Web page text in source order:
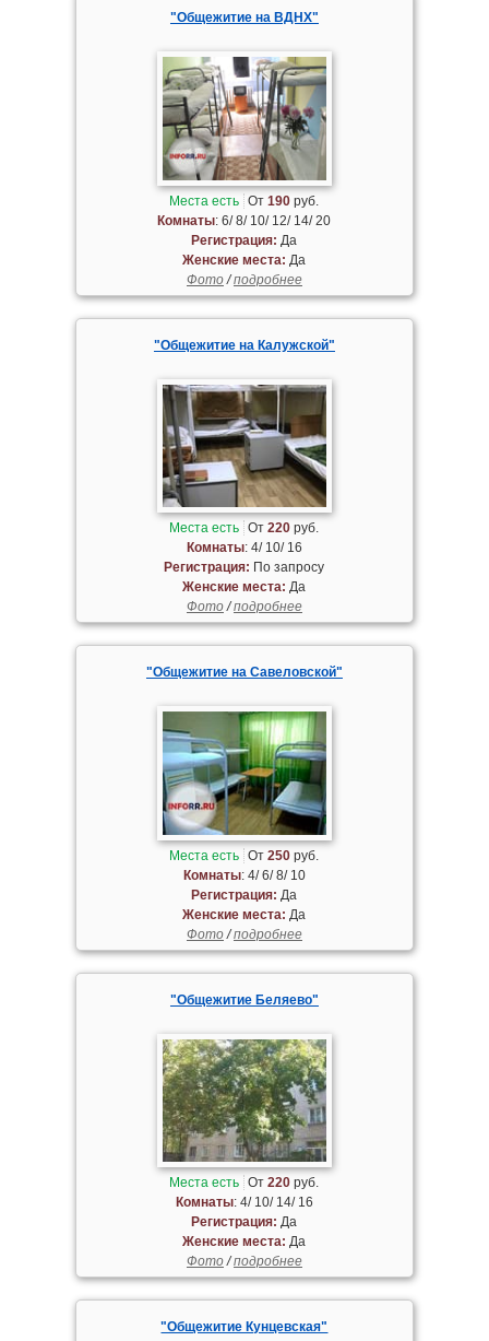
"Общежитие на ВДНХ"
Места есть От190 руб.
Комнаты: 6/ 8/ 10/ 12/ 14/ 20
Регистрация: Да
Женские места: Да
Фото/подробнее
"Общежитие на Калужской"
Места есть От220 руб.
Комнаты: 4/ 10/ 16
Регистрация: По запросу
Женские места: Да
Фото/подробнее
"Общежитие на Савеловской"
Места есть От250 руб.
Комнаты: 4/ 6/ 8/ 10
Регистрация: Да
Женские места: Да
Фото/подробнее
"Общежитие Беляево"
Места есть От220 руб.
Комнаты: 4/ 10/ 14/ 16
Регистрация: Да
Женские места: Да
Фото/подробнее
"Общежитие Кунцевская"